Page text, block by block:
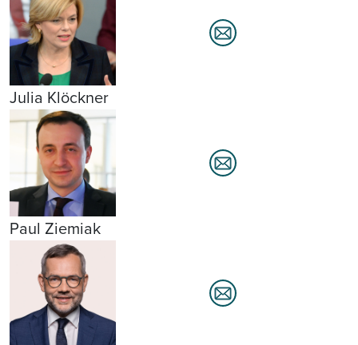
Julia Klöckner
Paul Ziemiak